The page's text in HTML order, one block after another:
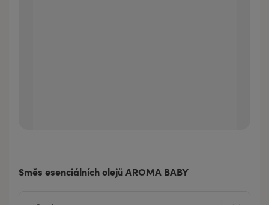
Směs esenciálních olejů AROMA BABY